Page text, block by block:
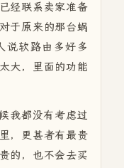
经联系卖家准备
于原来的那台蜗
说软路由多好多
大，里面的功能
我都没有考虑过
，更甚者有最贵
的，也不会去买